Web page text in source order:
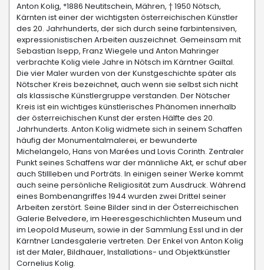
Anton Kolig, *1886 Neutitschein, Mähren, † 1950 Nötsch,
Kärnten ist einer der wichtigsten österreichischen Künstler
des 20. Jahrhunderts, der sich durch seine farbintensiven,
expressionistischen Arbeiten auszeichnet. Gemeinsam mit
Sebastian Isepp, Franz Wiegele und Anton Mahringer
verbrachte Kolig viele Jahre in Nötsch im Kärntner Gailtal.
Die vier Maler wurden von der Kunstgeschichte später als
Nötscher Kreis bezeichnet, auch wenn sie selbst sich nicht
als klassische Künstlergruppe verstanden. Der Nötscher
Kreis ist ein wichtiges künstlerisches Phänomen innerhalb
der österreichischen Kunst der ersten Hälfte des 20.
Jahrhunderts. Anton Kolig widmete sich in seinem Schaffen
häufig der Monumentalmalerei, er bewunderte
Michelangelo, Hans von Marées und Lovis Corinth. Zentraler
Punkt seines Schaffens war der männliche Akt, er schuf aber
auch Stillleben und Porträts. In einigen seiner Werke kommt
auch seine persönliche Religiosität zum Ausdruck. Während
eines Bombenangriffes 1944 wurden zwei Drittel seiner
Arbeiten zerstört. Seine Bilder sind in der Österreichischen
Galerie Belvedere, im Heeresgeschichlichten Museum und
im Leopold Museum, sowie in der Sammlung Essl und in der
Kärntner Landesgalerie vertreten. Der Enkel von Anton Kolig
ist der Maler, Bildhauer, Installations- und Objektkünstler
Cornelius Kolig.